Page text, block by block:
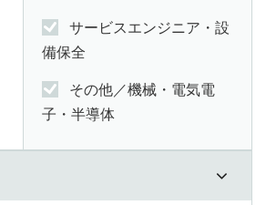
サービスエンジニア・設
備保全
その他／機械・電気電
子・半導体